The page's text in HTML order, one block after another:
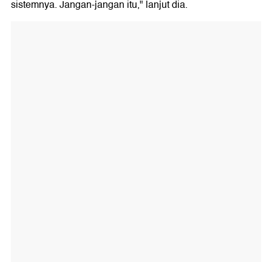
sistemnya. Jangan-jangan itu," lanjut dia.